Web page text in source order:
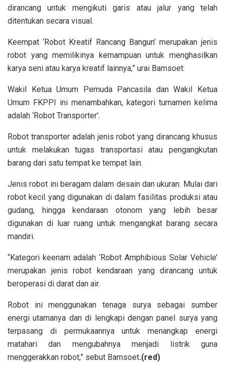
dirancang untuk mengikuti garis atau jalur yang telah
ditentukan secara visual.
Keempat ‘Robot Kreatif Rancang Bangun’ merupakan jenis
robot yang memilikinya kemampuan untuk menghasilkan
karya seni atau karya kreatif lainnya,” urai Bamsoet.
Wakil Ketua Umum Pemuda Pancasila dan Wakil Ketua
Umum FKPPI ini menambahkan, kategori turnamen kelima
adalah ‘Robot Transporter’.
Robot transporter adalah jenis robot yang dirancang khusus
untuk melakukan tugas transportasi atau pengangkutan
barang dari satu tempat ke tempat lain.
Jenis robot ini beragam dalam desain dan ukuran. Mulai dari
robot kecil yang digunakan di dalam fasilitas produksi atau
gudang, hingga kendaraan otonom yang lebih besar
digunakan di luar ruang untuk mengangkat barang secara
mandiri.
“Kategori keenam adalah ‘Robot Amphibious Solar Vehicle’
merupakan jenis robot kendaraan yang dirancang untuk
beroperasi di darat dan air.
Robot ini menggunakan tenaga surya sebagai sumber
energi utamanya dan di lengkapi dengan panel surya yang
terpasang di permukaannya untuk menangkap energi
matahari dan mengubahnya menjadi listrik guna
menggerakkan robot,” sebut Bamsoet.(red)